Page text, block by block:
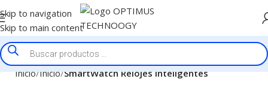
Skip to navigation
Skip to main content
Inicio Inicio SmartWatch Relojes Inteligentes